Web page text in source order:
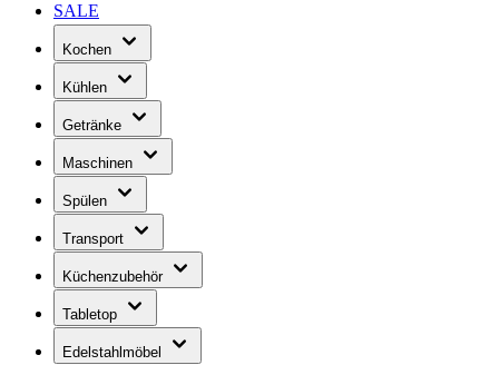
SALE
Kochen
Kühlen
Getränke
Maschinen
Spülen
Transport
Küchenzubehör
Tabletop
Edelstahlmöbel